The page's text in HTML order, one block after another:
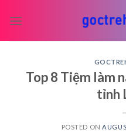
Top 8 Tiệm làm
tỉnh
POSTED ON